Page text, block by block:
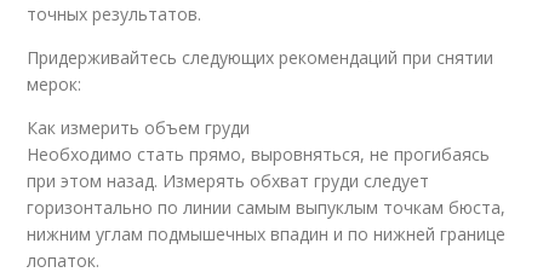
точных результатов.
Придерживайтесь следующих рекомендаций при снятии
мерок:
Как измерить объем груди
Необходимо стать прямо, выровняться, не прогибаясь
при этом назад. Измерять обхват груди следует
горизонтально по линии самым выпуклым точкам бюста,
нижним углам подмышечных впадин и по нижней границе
лопаток.